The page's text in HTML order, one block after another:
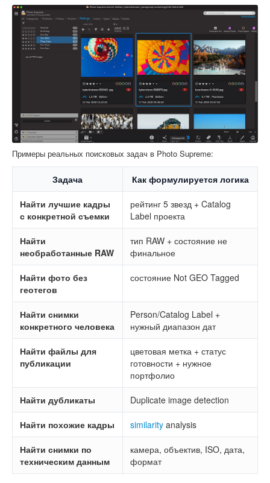
Примеры реальных поисковых задач в Photo Supreme:
Задача Как формулируется логика
Найти лучшие кадры
с конкретной съемки
рейтинг 5 звезд + Catalog
Label проекта
Найти
необработанные RAW
тип RAW + состояние не
финальное
Найти фото без
геотегов
состояние Not GEO Tagged
Найти снимки
конкретного человека
Person/Catalog Label +
нужный диапазон дат
Найти файлы для
публикации
цветовая метка + статус
готовности + нужное
портфолио
Найти дубликаты Duplicate image detection
Найти похожие кадры similarity analysis
Найти снимки по
техническим данным
камера, объектив, ISO, дата,
формат